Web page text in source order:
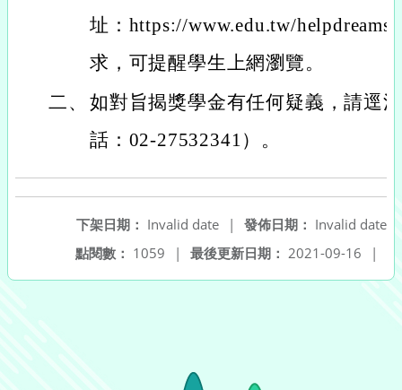
址：https://www.edu.tw/
求，可提醒學生上網瀏覽。
二、 如對旨揭獎學金有任何疑義，請逕
話：02-27532341）。
發佈日期： Invalid date
下架日期： Invalid date
|
最後更新日期： 2021-09-16 |
點閱數： 1059 |